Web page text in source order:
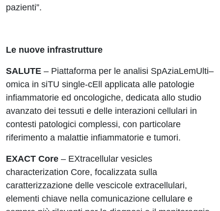
pazienti”.
Le nuove infrastrutture
SALUTE – Piattaforma per le analisi SpAziaLemUlti–
omica in siTU single-cEll applicata alle patologie
infiammatorie ed oncologiche, dedicata allo studio
avanzato dei tessuti e delle interazioni cellulari in
contesti patologici complessi, con particolare
riferimento a malattie infiammatorie e tumori.
EXACT Core – EXtracellular vesicles
characterization Core, focalizzata sulla
caratterizzazione delle vescicole extracellulari,
elementi chiave nella comunicazione cellulare e